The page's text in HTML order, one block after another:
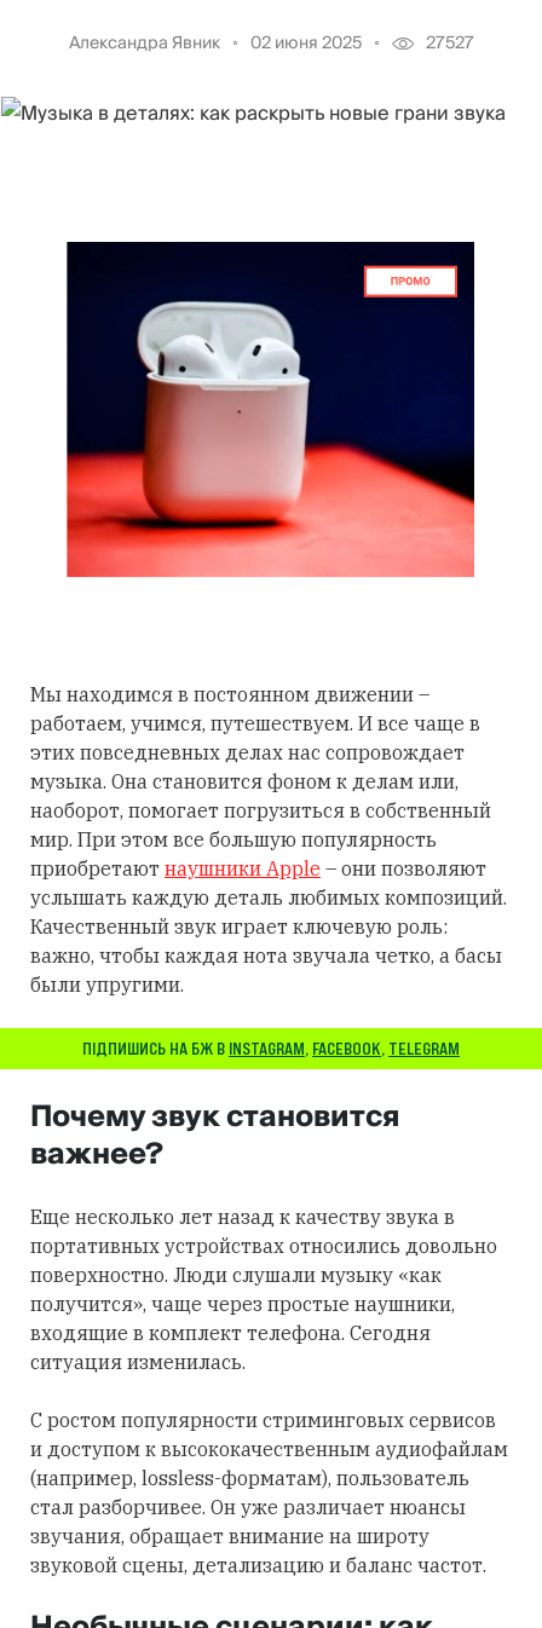
Александра Явник 02 июня 2025 27527
Мы находимся в постоянном движении –
работаем, учимся, путешествуем. И все чаще в
этих повседневных делах нас сопровождает
музыка. Она становится фоном к делам или,
наоборот, помогает погрузиться в собственный
мир. При этом все большую популярность
приобретают наушники Apple – они позволяют
услышать каждую деталь любимых композиций.
Качественный звук играет ключевую роль:
важно, чтобы каждая нота звучала четко, а басы
были упругими.
ПІДПИШИСЬ НА БЖ В INSTAGRAM, FACEBOOK, TELEGRAM
Почему звук становится
важнее?
Еще несколько лет назад к качеству звука в
портативных устройствах относились довольно
поверхностно. Люди слушали музыку «как
получится», чаще через простые наушники,
входящие в комплект телефона. Сегодня
ситуация изменилась.
С ростом популярности стриминговых сервисов
и доступом к высококачественным аудиофайлам
(например, lossless-форматам), пользователь
стал разборчивее. Он уже различает нюансы
звучания, обращает внимание на широту
звуковой сцены, детализацию и баланс частот.